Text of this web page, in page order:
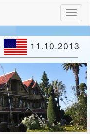
11.10.2013